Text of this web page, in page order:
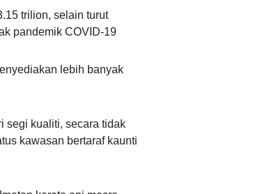
trilion, selain turut
pandemik COVID-19
lebih banyak
segi kualiti, secara tidak
kawasan bertaraf kaunti